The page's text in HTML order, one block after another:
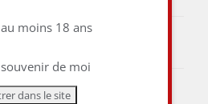
2017 | 0 commentaire
au moins 18 ans
souvenir de moi